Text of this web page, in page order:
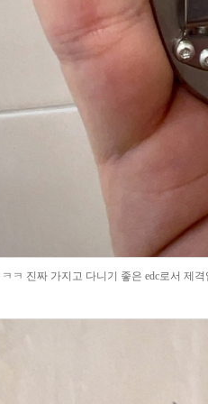
ㅋ 진짜 가지고 다니기 좋은 edc로서 제